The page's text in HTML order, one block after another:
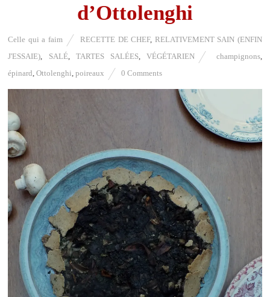
d’Ottolenghi
Celle qui a faim RECETTE DE CHEF, RELATIVEMENT SAIN (ENFIN
J'ESSAIE)
SALÉ, TARTES SALÉES ,VÉGÉTARIEN champignons,
épinard ,Ottolenghi ,poireaux 0 Comments